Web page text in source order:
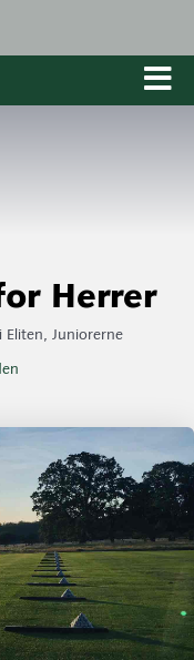
Herrer
i Eliten, Juniorerne